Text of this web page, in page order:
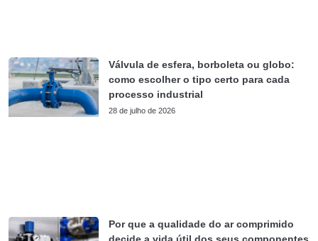
Válvula de esfera, borboleta ou globo:
como escolher o tipo certo para cada
processo industrial
28 de julho de 2026
Por que a qualidade do ar comprimido